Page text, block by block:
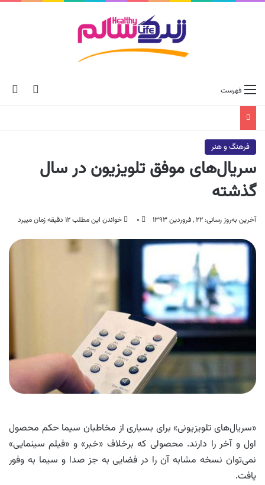
skin فهرست
فرهنگ و هنر
سریال‌های موفق تلویزیون در سال
گذشته
آخرین به‌روز رسانی: ۲۲ , فروردین ۱۳۹۳ ۰ خواندن این مطلب ۱۲ دقیقه زمان میبرد
«سریال‌های تلویزیونی» برای بسیاری از مخاطبان سیما حکم محصول
اول و آخر را دارند. محصولی که برخلاف «خبر» و «فیلم سینمایی»
نمی‌توان نسخه مشابه آن را در فضایی به جز صدا و سیما به وفور
یافت.